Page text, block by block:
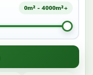
0m² - 4000m²+